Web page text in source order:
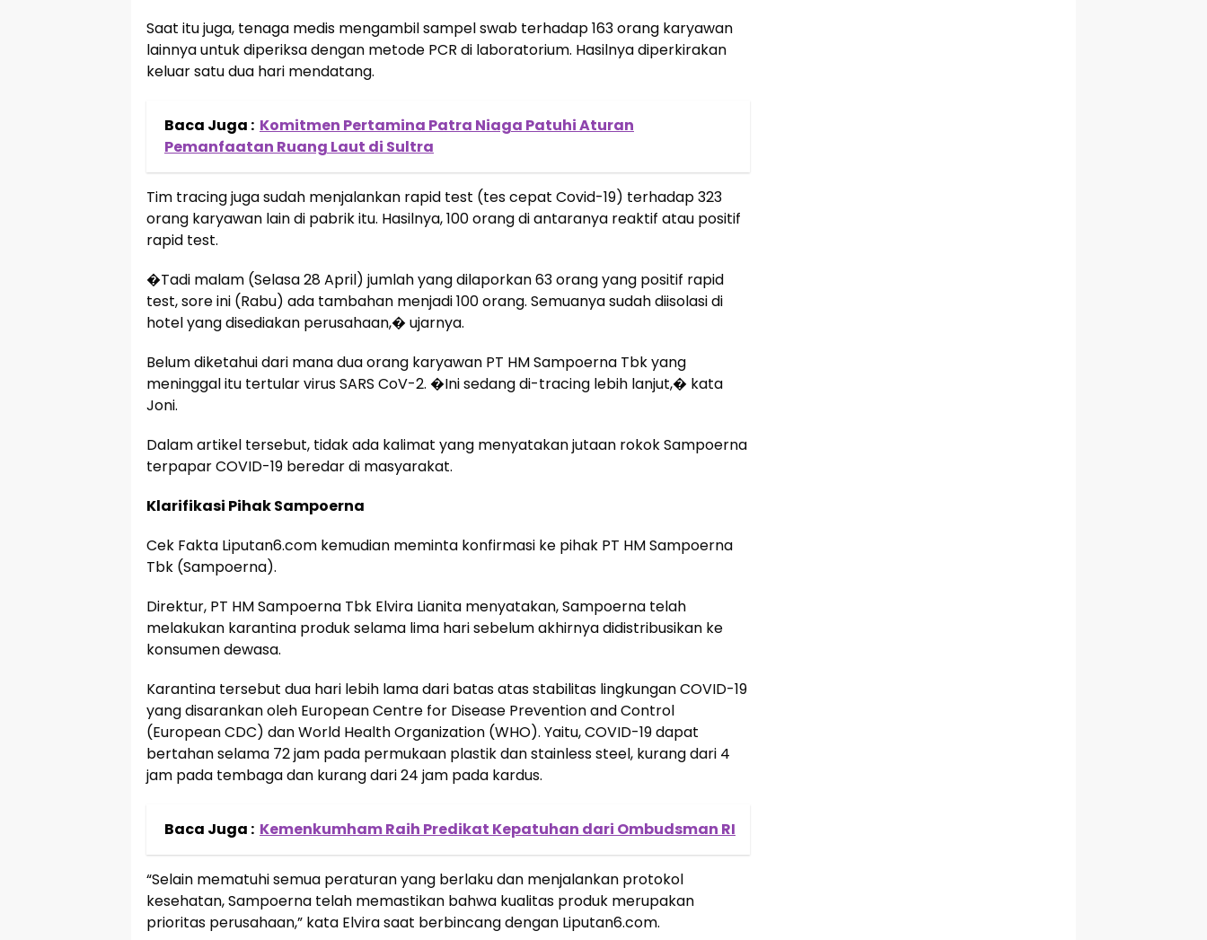
Saat itu juga, tenaga medis mengambil sampel swab terhadap 163 orang karyawan
lainnya untuk diperiksa dengan metode PCR di laboratorium. Hasilnya diperkirakan
keluar satu dua hari mendatang.
Baca Juga : Komitmen Pertamina Patra Niaga Patuhi Aturan
Pemanfaatan Ruang Laut di Sultra
Tim tracing juga sudah menjalankan rapid test (tes cepat Covid-19) terhadap 323
orang karyawan lain di pabrik itu. Hasilnya, 100 orang di antaranya reaktif atau positif
rapid test.
�Tadi malam (Selasa 28 April) jumlah yang dilaporkan 63 orang yang positif rapid
test, sore ini (Rabu) ada tambahan menjadi 100 orang. Semuanya sudah diisolasi di
hotel yang disediakan perusahaan,� ujarnya.
Belum diketahui dari mana dua orang karyawan PT HM Sampoerna Tbk yang
meninggal itu tertular virus SARS CoV-2. �Ini sedang di-tracing lebih lanjut,� kata
Joni.
Dalam artikel tersebut, tidak ada kalimat yang menyatakan jutaan rokok Sampoerna
terpapar COVID-19 beredar di masyarakat.
Klarifikasi Pihak Sampoerna
Cek Fakta Liputan6.com kemudian meminta konfirmasi ke pihak PT HM Sampoerna
Tbk (Sampoerna).
Direktur, PT HM Sampoerna Tbk Elvira Lianita menyatakan, Sampoerna telah
melakukan karantina produk selama lima hari sebelum akhirnya didistribusikan ke
konsumen dewasa.
Karantina tersebut dua hari lebih lama dari batas atas stabilitas lingkungan COVID-19
yang disarankan oleh European Centre for Disease Prevention and Control
(European CDC) dan World Health Organization (WHO). Yaitu, COVID-19 dapat
bertahan selama 72 jam pada permukaan plastik dan stainless steel, kurang dari 4
jam pada tembaga dan kurang dari 24 jam pada kardus.
Baca Juga : Kemenkumham Raih Predikat Kepatuhan dari Ombudsman RI
“Selain mematuhi semua peraturan yang berlaku dan menjalankan protokol
kesehatan, Sampoerna telah memastikan bahwa kualitas produk merupakan
prioritas perusahaan,” kata Elvira saat berbincang dengan Liputan6.com.